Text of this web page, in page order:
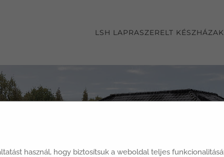
használ, hogy biztosítsuk a weboldal teljes
LSH LAPRASZERELT KÉSZHÁZAK